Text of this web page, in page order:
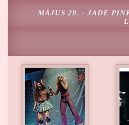
MÁJUS 29. - JADE